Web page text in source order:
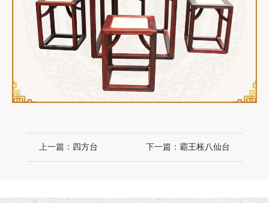
上一篇： 四方台 下一篇：霸王枨八仙台